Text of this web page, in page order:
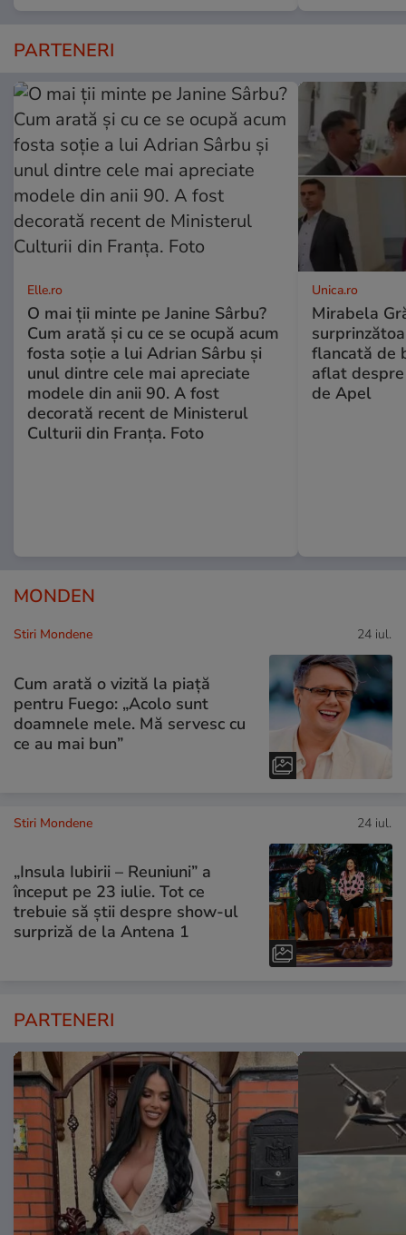
PARTENERI
Elle.ro
O mai ții minte pe Janine Sârbu?
Cum arată și cu ce se ocupă acum
fosta soție a lui Adrian Sârbu și
unul dintre cele mai apreciate
modele din anii 90. A fost
decorată recent de Ministerul
Culturii din Franța. Foto
Unica.ro
Mirabela
flancată de
aflat
de Apel
MONDEN
Stiri Mondene 24 iul.
Cum arată o vizită la piață
pentru Fuego: „Acolo sunt
doamnele mele. Mă servesc cu
ce au mai bun”
Stiri Mondene 24 iul.
„Insula Iubirii – Reuniuni” a
început pe 23 iulie. Tot ce
trebuie să știi despre show-ul
surpriză de la Antena 1
PARTENERI